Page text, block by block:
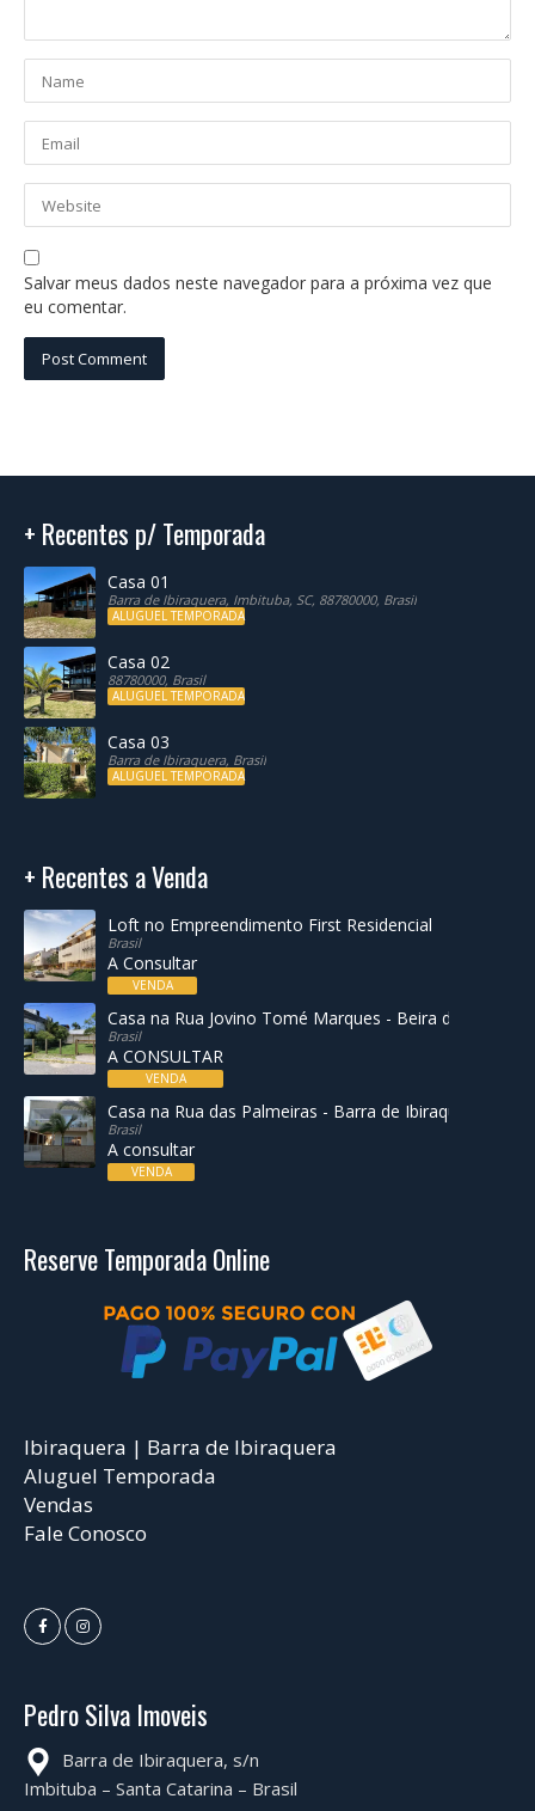
Salvar meus dados neste navegador para a próxima vez que
eu comentar.
+ Recentes p/ Temporada
Casa 01
Barra de Ibiraquera, Imbituba, SC, 88780000, Brasil
ALUGUEL TEMPORADA
Casa 02
88780000, Brasil
ALUGUEL TEMPORADA
Casa 03
Barra de Ibiraquera, Brasil
ALUGUEL TEMPORADA
+ Recentes a Venda
Loft no Empreendimento First Residencial
Brasil
A Consultar
VENDA
Casa na Rua Jovino Tomé Marques - Beira da Lagoa
Brasil
A CONSULTAR
VENDA
Casa na Rua das Palmeiras - Barra de Ibiraquera
Brasil
A consultar
VENDA
Reserve Temporada Online
Ibiraquera | Barra de Ibiraquera
Aluguel Temporada
Vendas
Fale Conosco
Pedro Silva Imoveis
Barra de Ibiraquera, s/n
Imbituba – Santa Catarina – Brasil